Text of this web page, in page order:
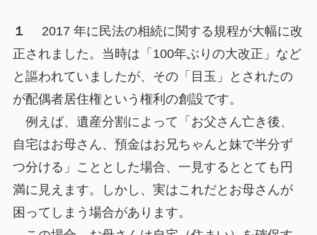
１
2017 年に民法の相続に関する規程が大幅に改
正されました。当時は「100年ぶりの大改正」など
と謳われていましたが、その「目玉」とされたの
が配偶者居住権という権利の創設です。
例えば、遺産分割によって「お父さん亡き後、
自宅はお母さん、預金はお兄ちゃんと妹で半分ず
つ分ける」こととした場合、一見するととても円
満に見えます。しかし、実はこれだとお母さんが
困ってしまう場合があります。